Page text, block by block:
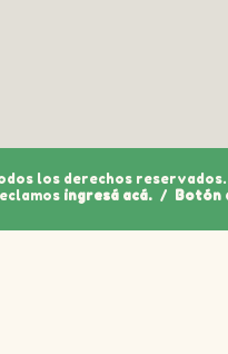
los derechos reservados.
ingresá acá. / Botón